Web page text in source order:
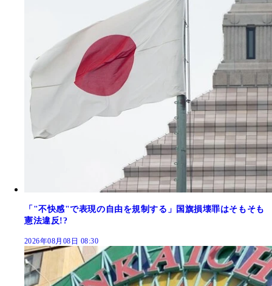
「"不快感"で表現の自由を規制する」国旗損壊罪はそもそも
憲法違反!?
2026年08月08日 08:30